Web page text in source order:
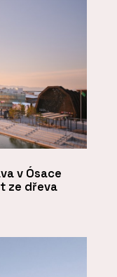
v Ósace
ze dřeva